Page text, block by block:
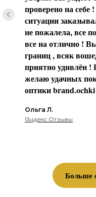
проверено на себе
ситуации
не пожалела, все
все на отлично !
границ , всяк
приятно удивлён
желаю удачных
оптики brаnd.ochki
Ольга Л.
Яндекс Отзывы
Больше